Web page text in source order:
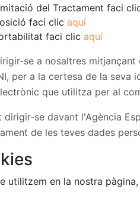
del Tractament faci
faci clic aquí
faci clic aquí
se a nosaltres
per a la certesa de la seva
que utilitza per al
se davant l'Agència
de les teves dades
utilitzem en la nostra